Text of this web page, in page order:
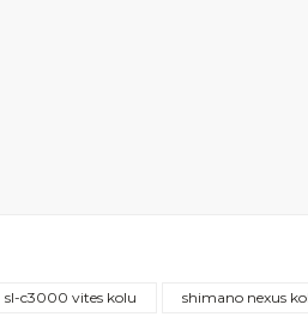
sl-c3000 vites kolu shimano nexus kol